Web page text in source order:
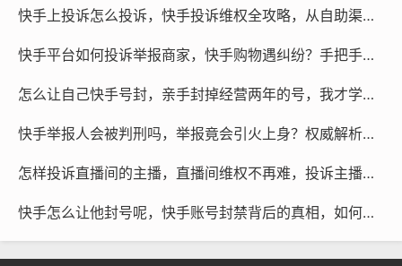
法律服务机构针对侵权行为取证、发函、诉讼，或网络安
全公司配合执法部门的技术支持，这些都需要走正规法律
供的正规投诉机制，必要时寻求正规法律途径，维护清朗
网络空间，靠的是理性维权，而不是以暴制暴。
短视频代举报
@作品代处理
快手上投诉怎么投诉，快手投诉维权全攻略，从自助渠道到专业团队协助，一步不落
快手平台如何投诉举报商家，快手购物遇纠纷？手把手教你正确投诉维权
怎么让自己快手号封，亲手封掉经营两年的号，我才学会不作不死的底层逻辑
快手举报人会被判刑吗，举报竟会引火上身？权威解析快手举报人的法律界限与维权路径
怎样投诉直播间的主播，直播间维权不再难，投诉主播的实用指南与进阶策略
快手怎么让他封号呢，快手账号封禁背后的真相，如何合规应对并借助专业力量维权？